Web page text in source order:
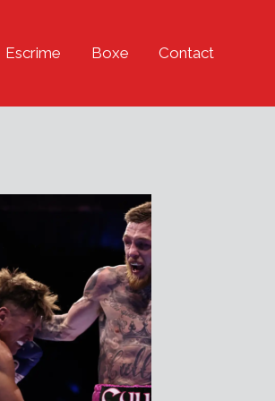
Escrime Boxe Contact